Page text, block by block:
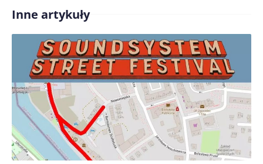
Treść komentarza*
Zapamiętaj moje dane w tej przeglądarce podczas
pisania kolejnych komentarzy.
Inne artykuły